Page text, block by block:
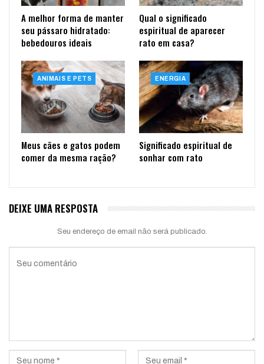
A melhor forma de manter
seu pássaro hidratado:
bebedouros ideais
Qual o significado
espiritual de aparecer
rato em casa?
ANIMAIS E PETS
Meus cães e gatos podem
comer da mesma ração?
ENERGIA
Significado espiritual de
sonhar com rato
DEIXE UMA RESPOSTA
Seu endereço de email não será publicado.